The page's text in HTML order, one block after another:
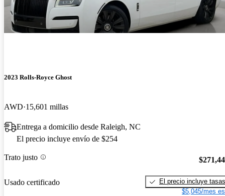
2023 Rolls-Royce Ghost
AWD 15,601 millas
Entrega a domicilio desde Raleigh, NC
El precio incluye envío de $254
Trato justo
Usado certificado
El precio incluye tasas
$5,045/mes